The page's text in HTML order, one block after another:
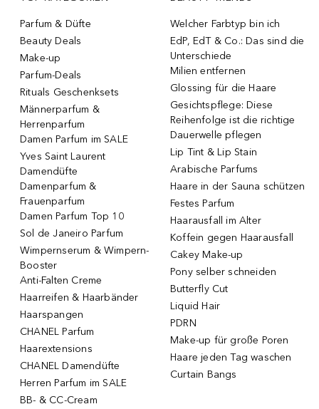
Parfum & Düfte
Beauty Deals
Make-up
Parfum-Deals
Rituals Geschenksets
Männerparfum &
Herrenparfum
Damen Parfum im SALE
Yves Saint Laurent
Damendüfte
Damenparfum &
Frauenparfum
Damen Parfum Top 10
Sol de Janeiro Parfum
Wimpernserum & Wimpern-
Booster
Anti-Falten Creme
Haarreifen & Haarbänder
Haarspangen
CHANEL Parfum
Haarextensions
CHANEL Damendüfte
Herren Parfum im SALE
BB- & CC-Cream
Welcher Farbtyp bin ich
EdP, EdT & Co.: Das sind die
Unterschiede
Milien entfernen
Glossing für die Haare
Gesichtspflege: Diese
Reihenfolge ist die richtige
Dauerwelle pflegen
Lip Tint & Lip Stain
Arabische Parfums
Haare in der Sauna schützen
Festes Parfum
Haarausfall im Alter
Koffein gegen Haarausfall
Cakey Make-up
Pony selber schneiden
Butterfly Cut
Liquid Hair
PDRN
Make-up für große Poren
Haare jeden Tag waschen
Curtain Bangs